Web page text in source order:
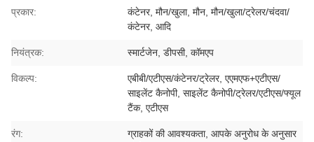
प्रकार:
कंटेनर, मौन/खुला, मौन, मौन/खुला/ट्रेलर/चंदवा/
कंटेनर, आदि
नियंत्रक: स्मार्टजेन, डीपसी, कॉमएप
विकल्प:
एबीबी/एटीएस/कंटेनर/ट्रेलर, एएमएफ+एटीएस/
साइलेंट कैनोपी, साइलेंट कैनोपी/ट्रेलर/एटीएस/फ्यूल
टैंक, एटीएस
रंग:
ग्राहकों की आवश्यकता, आपके अनुरोध के अनुसार